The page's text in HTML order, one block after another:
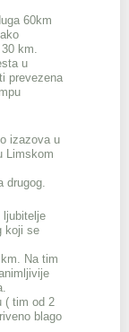
60km
km.
u
prevezena
izazova u
Limskom
drugog.
ljubitelje
koji se
Na tim
( tim od 2
blago